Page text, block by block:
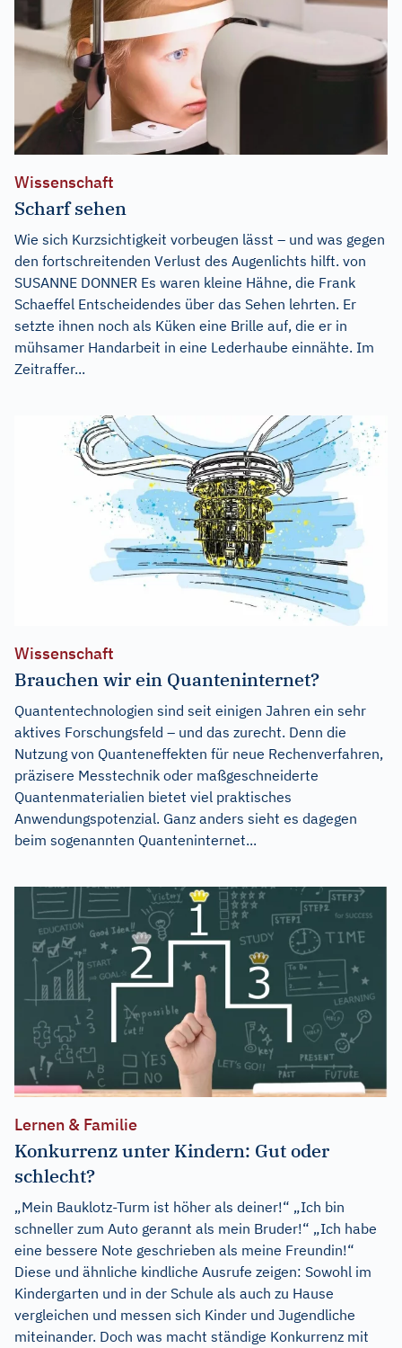
Wissenschaft
Scharf sehen
Wie sich Kurzsichtigkeit vorbeugen lässt – und was gegen
den fortschreitenden Verlust des Augenlichts hilft. von
SUSANNE DONNER Es waren kleine Hähne, die Frank
Schaeffel Entscheidendes über das Sehen lehrten. Er
setzte ihnen noch als Küken eine Brille auf, die er in
mühsamer Handarbeit in eine Lederhaube einnähte. Im
Zeitraffer...
Wissenschaft
Brauchen wir ein Quanteninternet?
Quantentechnologien sind seit einigen Jahren ein sehr
aktives Forschungsfeld – und das zurecht. Denn die
Nutzung von Quanteneffekten für neue Rechenverfahren,
präzisere Messtechnik oder maßgeschneiderte
Quantenmaterialien bietet viel praktisches
Anwendungspotenzial. Ganz anders sieht es dagegen
beim sogenannten Quanteninternet...
Lernen & Familie
Konkurrenz unter Kindern: Gut oder
schlecht?
„Mein Bauklotz-Turm ist höher als deiner!“ „Ich bin
schneller zum Auto gerannt als mein Bruder!“ „Ich habe
eine bessere Note geschrieben als meine Freundin!“
Diese und ähnliche kindliche Ausrufe zeigen: Sowohl im
Kindergarten und in der Schule als auch zu Hause
vergleichen und messen sich Kinder und Jugendliche
miteinander. Doch was macht ständige Konkurrenz mit